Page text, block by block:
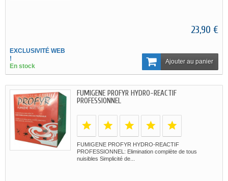
23,90 €
EXCLUSIVITÉ WEB
!
En stock
Ajouter au panier
FUMIGENE PROFYR HYDRO-REACTIF
PROFESSIONNEL
FUMIGENE PROFYR HYDRO-REACTIF
PROFESSIONNEL: Elimination complète de tous
nuisibles Simplicité de...